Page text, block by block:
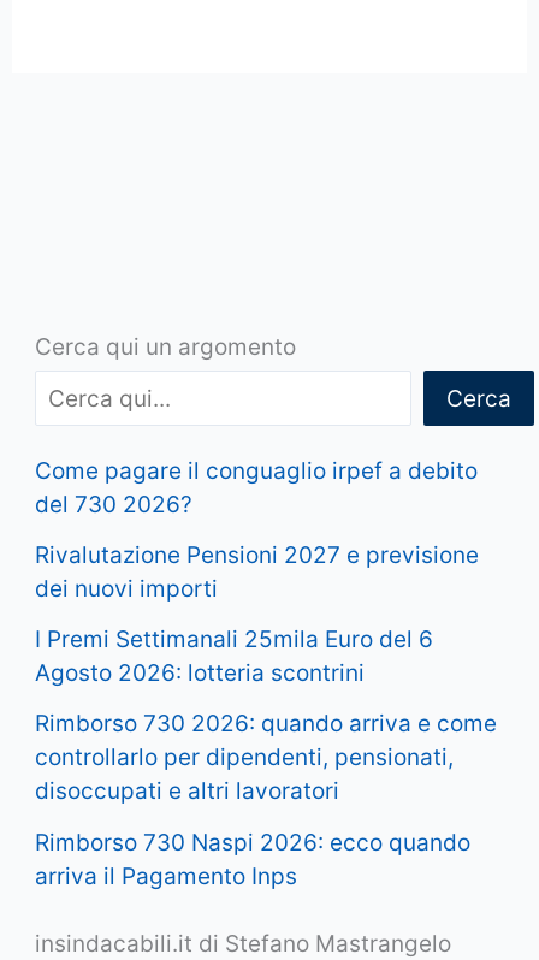
Cerca qui un argomento
Cerca
Come pagare il conguaglio irpef a debito
del 730 2026?
Rivalutazione Pensioni 2027 e previsione
dei nuovi importi
I Premi Settimanali 25mila Euro del 6
Agosto 2026: lotteria scontrini
Rimborso 730 2026: quando arriva e come
controllarlo per dipendenti, pensionati,
disoccupati e altri lavoratori
Rimborso 730 Naspi 2026: ecco quando
arriva il Pagamento Inps
insindacabili.it di Stefano Mastrangelo